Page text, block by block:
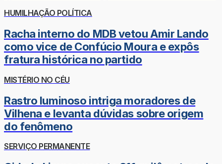
HUMILHAÇÃO POLÍTICA
Racha interno do MDB vetou Amir Lando
como vice de Confúcio Moura e expôs
fratura histórica no partido
MISTÉRIO NO CÉU
Rastro luminoso intriga moradores de
Vilhena e levanta dúvidas sobre origem
do fenômeno
SERVIÇO PERMANENTE